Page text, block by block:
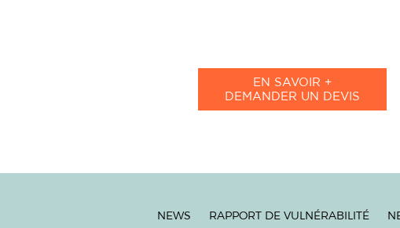
EN SAVOIR +
DEMANDER UN DEVIS
NEWS RAPPORT DE VULNÉRABILITÉ